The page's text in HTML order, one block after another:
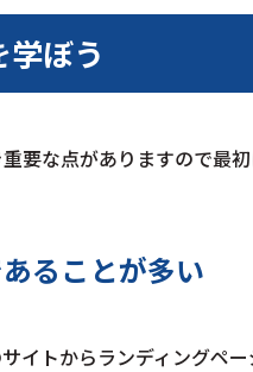
ぼう
要な点がありますので最
ることが多い
イトからランディングペー